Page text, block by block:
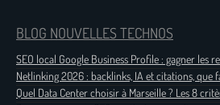
BLOG NOUVELLES TECHNOS
SEO local Google Business Profile : gagner les
Netlinking 2026 : backlinks, IA et citations, que
Quel Data Center choisir à Marseille ? Les 8